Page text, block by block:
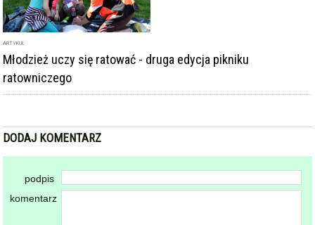
ARTYKUŁ
Młodzież uczy się ratować - druga edycja pikniku
ratowniczego
DODAJ KOMENTARZ
podpis
komentarz